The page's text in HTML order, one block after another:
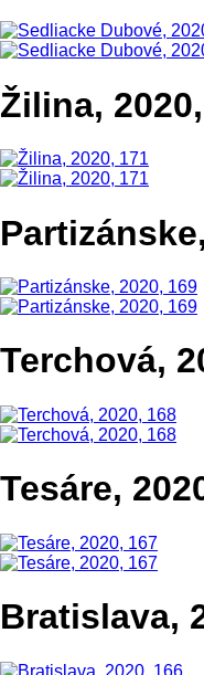
Žilina,
Terchová,
Tesáre,
Bratislava,